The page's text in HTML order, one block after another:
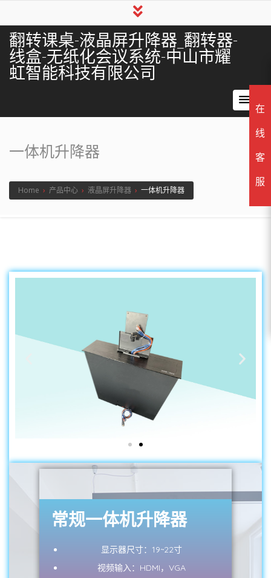
翻转课桌-液晶屏升降器_翻转器-
线盒-无纸化会议系统-中山市耀
虹智能科技有限公司
一体机升降器
Home › 产品中心 › 液晶屏升降器 › 一体机升降器
常规一体机升降器
显示器尺寸：19~22寸
视频输入：HDMI，VGA
在
线
客
服